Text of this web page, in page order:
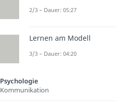
2/3 – Dauer: 05:27
Lernen am Modell
3/3 – Dauer: 04:20
Psychologie
Kommunikation